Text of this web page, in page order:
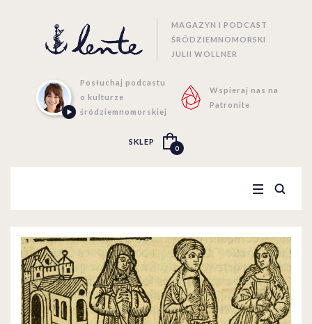
MAGAZYN I PODCAST
ŚRÓDZIEMNOMORSKI
JULII WOLLNER
Posłuchaj podcastu
o kulturze
śródziemnomorskiej
Wspieraj nas na
Patronite
SKLEP
0